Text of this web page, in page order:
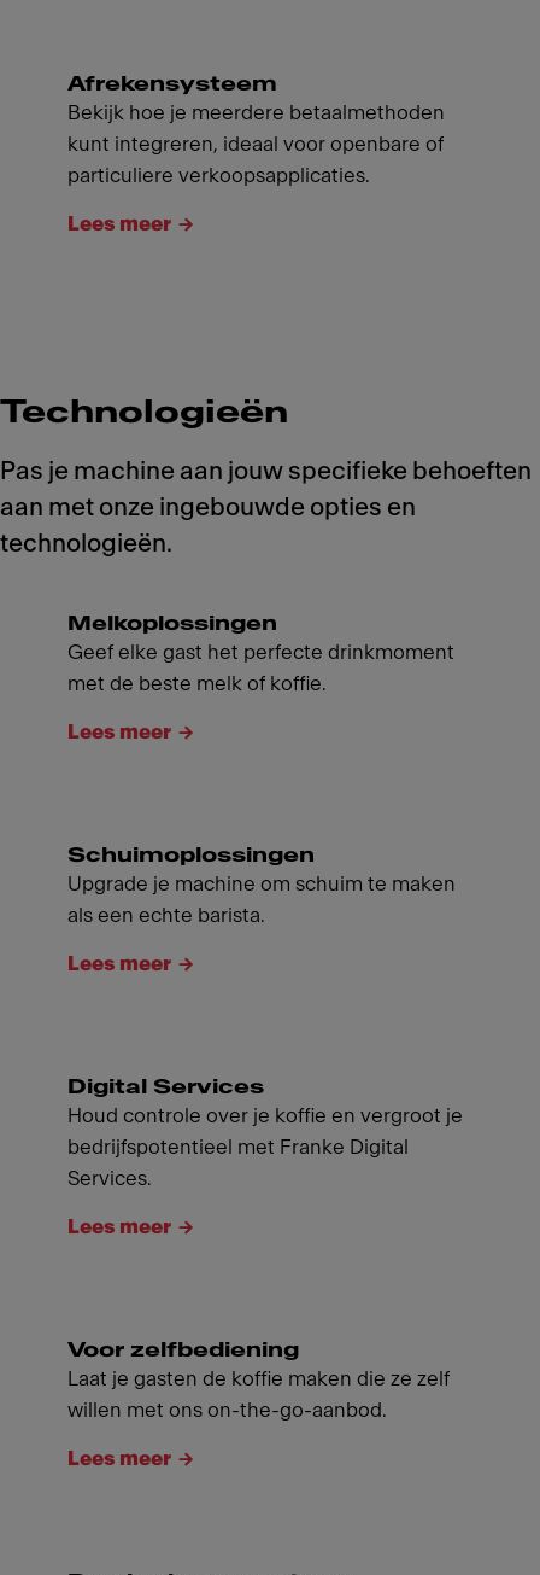
Afrekensysteem
Bekijk hoe je meerdere betaalmethoden
kunt integreren, ideaal voor openbare of
particuliere verkoopsapplicaties.
Lees meer
Technologieën
Pas je machine aan jouw specifieke behoeften
aan met onze ingebouwde opties en
technologieën.
Melkoplossingen
Geef elke gast het perfecte drinkmoment
met de beste melk of koffie.
Lees meer
Schuimoplossingen
Upgrade je machine om schuim te maken
als een echte barista.
Lees meer
Digital Services
Houd controle over je koffie en vergroot je
bedrijfspotentieel met Franke Digital
Services.
Lees meer
Voor zelfbediening
Laat je gasten de koffie maken die ze zelf
willen met ons on-the-go-aanbod.
Lees meer